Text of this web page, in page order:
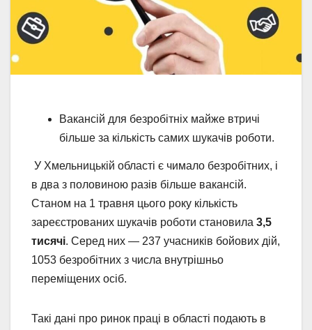
Вакансій для безробітніх майже втричі
більше за кількість самих шукачів роботи.
У Хмельницькій області є чимало безробітних, і
в два з половиною разів більше вакансій.
Станом на 1 травня цього року кількість
зареєстрованих шукачів роботи становила 3,5
тисячі. Серед них — 237 учасників бойових дій,
1053 безробітних з числа внутрішньо
переміщених осіб.
Такі дані про ринок праці в області подають в